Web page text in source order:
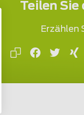
Teilen Sie
Erzählen